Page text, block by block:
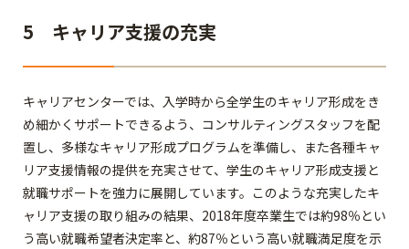
5 キャリア支援の充実
キャリアセンターでは、入学時から全学生のキャリア形成をき
め細かくサポートできるよう、コンサルティングスタッフを配
置し、多様なキャリア形成プログラムを準備し、また各種キャ
リア支援情報の提供を充実させて、学生のキャリア形成支援と
就職サポートを強力に展開しています。このような充実したキ
ャリア支援の取り組みの結果、2018年度卒業生では約98％とい
う高い就職希望者決定率と、約87％という高い就職満足度を示